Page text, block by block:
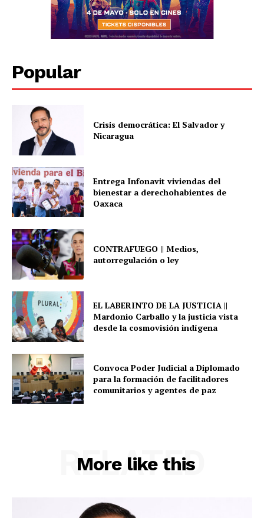
Popular
Crisis democrática: El Salvador y
Nicaragua
Entrega Infonavit viviendas del
bienestar a derechohabientes de
Oaxaca
CONTRAFUEGO || Medios,
autorregulación o ley
EL LABERINTO DE LA JUSTICIA ||
Mardonio Carballo y la justicia vista
desde la cosmovisión indígena
Convoca Poder Judicial a Diplomado
para la formación de facilitadores
comunitarios y agentes de paz
More like this
RELATED